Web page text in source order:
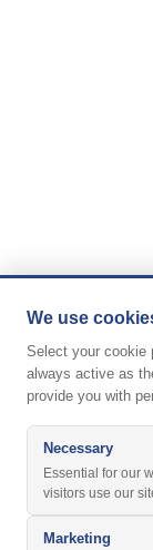
We use
Select your cookie
always active as
provide you with
Necessary
Essential for our
visitors use our
Marketing